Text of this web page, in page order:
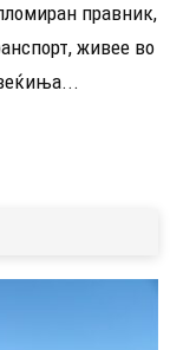
правник,
живее во